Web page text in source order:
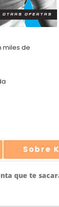
miles de
Sobre
que te